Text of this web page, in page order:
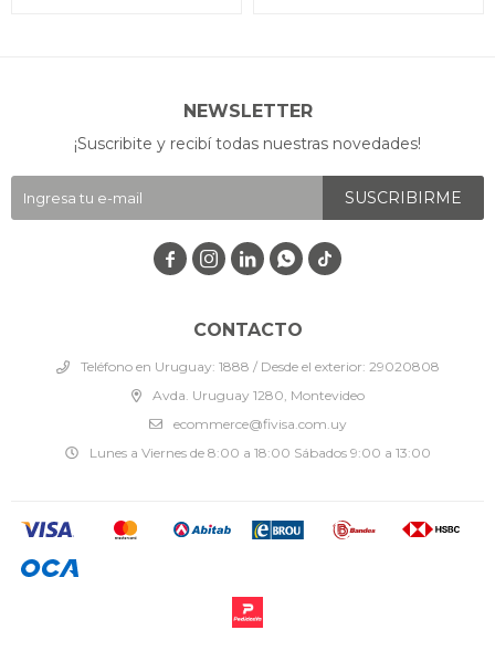
CONTACTO
Teléfono en Uruguay: 1888 / Desde el exterior: 29020808
Avda. Uruguay 1280, Montevideo
ecommerce@fivisa.com.uy
Lunes a Viernes de 8:00 a 18:00 Sábados 9:00 a 13:00
NEWSLETTER
¡Suscribite y recibí todas nuestras novedades!
SUSCRIBIRME
   